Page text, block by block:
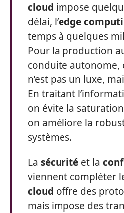
cloud impose
délai, l’edge
temps à quelques
Pour la production
conduite autonome,
n’est pas un luxe,
En traitant
on évite la
on améliore la
systèmes.
La sécurité et la
viennent compléter
cloud offre des
mais impose des